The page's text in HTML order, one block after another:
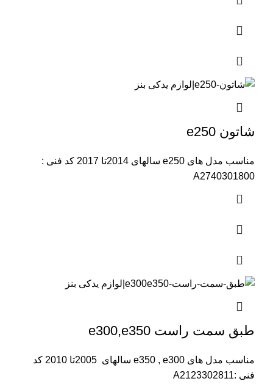
شاتون e250
مناسب مدل های e250 سالهای 2014تا 2017 کد فنی :
A2740301800
طبق سمت راست e300,e350
مناسب مدل های e350 , e300 سالهای 2005تا 2010 کد
فنی :A2123302811